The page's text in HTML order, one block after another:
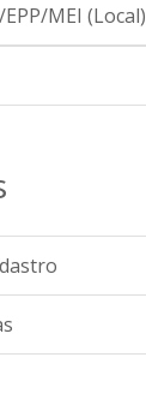
MEI (Local)